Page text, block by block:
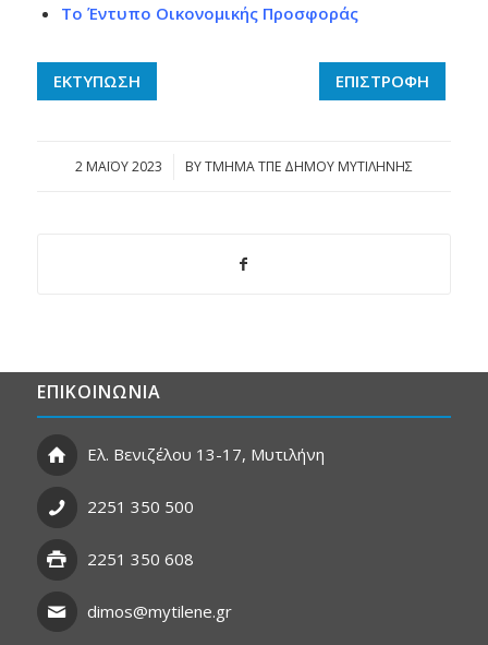
Το Έντυπο Οικονομικής Προσφοράς
ΕΚΤΥΠΩΣΗ ΕΠΙΣΤΡΟΦΗ
2 ΜΑΪ́ΟΥ 2023
/ BYΤΜΗΜΑ ΤΠΕ ΔΗΜΟΥ ΜΥΤΙΛΗΝΗΣ
ΕΠΙΚΟΙΝΩΝΙΑ
Ελ. Βενιζέλου 13-17, Μυτιλήνη
2251 350 500
2251 350 608
dimos@mytilene.gr